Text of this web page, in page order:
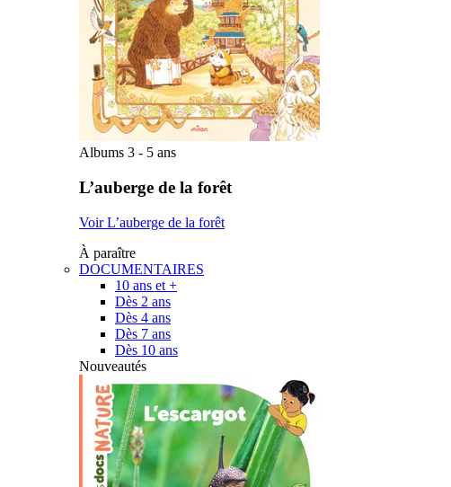
Albums 3 - 5 ans
L’auberge de la forêt
Voir L’auberge de la forêt
À paraître
DOCUMENTAIRES
10 ans et +
Dès 2 ans
Dès 4 ans
Dès 7 ans
Dès 10 ans
Nouveautés